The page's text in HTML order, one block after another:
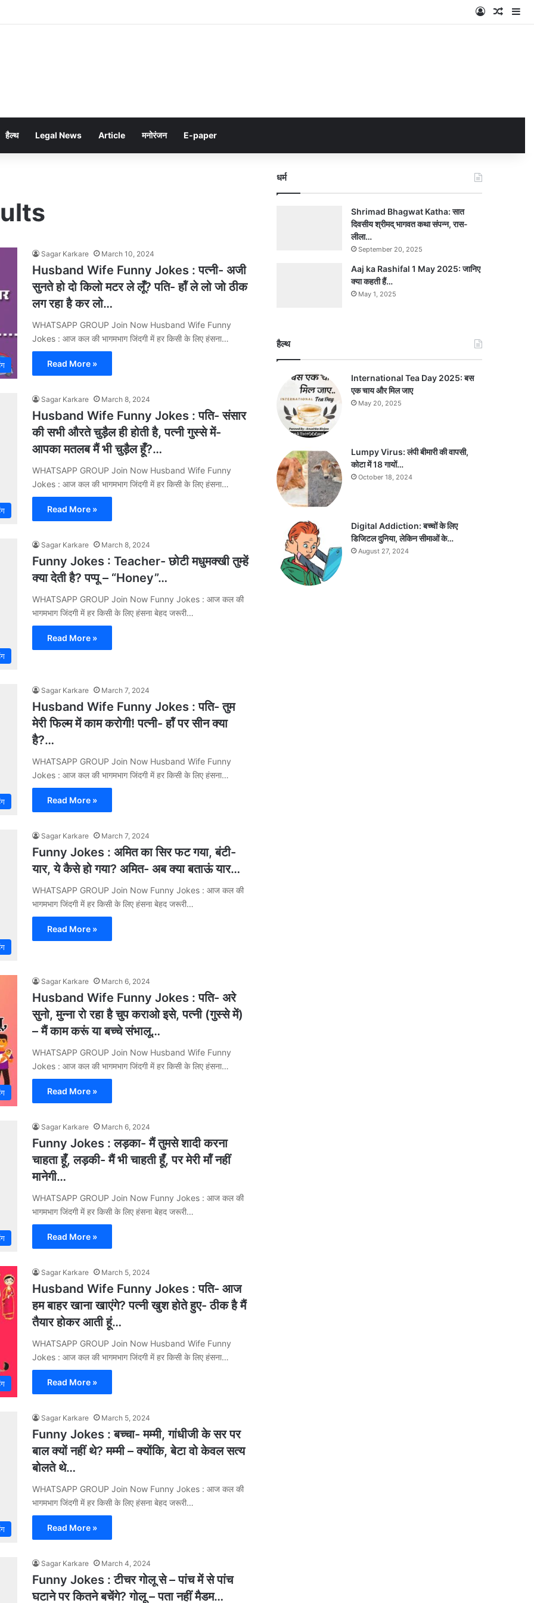
Log In
हैल्थ Legal News Article मनोरंजन E-paper
Sagar Karkare March 10, 2024
Husband Wife Funny Jokes : पत्‍नी- अजी
सुनते हो दो किलो मटर ले लूँ? पति- हॉं ले लो जो ठीक
लग रहा है कर लो…
WHATSAPP GROUP Join Now Husband Wife Funny
Jokes : आज कल की भागमभाग जिंदगी में हर किसी के लिए हंसना…
Read More »
Sagar Karkare March 8, 2024
Husband Wife Funny Jokes : पति- संसार
की सभी औरते चुड़ैल ही होती है, पत्‍नी गुस्‍से में-
आपका मतलब मैं भी चुड़ैल हूँ?…
WHATSAPP GROUP Join Now Husband Wife Funny
Jokes : आज कल की भागमभाग जिंदगी में हर किसी के लिए हंसना…
Read More »
Sagar Karkare March 8, 2024
Funny Jokes : Teacher- छोटी मधुमक्खी तुम्हें
क्या देती है? पप्पू – “Honey”…
WHATSAPP GROUP Join Now Funny Jokes : आज कल की
भागमभाग जिंदगी में हर किसी के लिए हंसना बेहद जरूरी…
Read More »
Sagar Karkare March 7, 2024
Husband Wife Funny Jokes : पति- तुम
मेरी फिल्‍म में काम करोगी! पत्‍नी- हॉं पर सीन क्‍या
है?…
WHATSAPP GROUP Join Now Husband Wife Funny
Jokes : आज कल की भागमभाग जिंदगी में हर किसी के लिए हंसना…
Read More »
Sagar Karkare March 7, 2024
Funny Jokes : अमित का सिर फट गया, बंटी-
यार, ये कैसे हो गया? अमित- अब क्या बताऊं यार…
WHATSAPP GROUP Join Now Funny Jokes : आज कल की
भागमभाग जिंदगी में हर किसी के लिए हंसना बेहद जरूरी…
Read More »
Sagar Karkare March 6, 2024
Husband Wife Funny Jokes : पति- अरे
सुनो, मुन्‍ना रो रहा है चुप कराओ इसे, पत्‍नी (गुस्‍से में)
– मैं काम करूं या बच्‍चे संभालू…
WHATSAPP GROUP Join Now Husband Wife Funny
Jokes : आज कल की भागमभाग जिंदगी में हर किसी के लिए हंसना…
Read More »
Sagar Karkare March 6, 2024
Funny Jokes : लड़का- मैं तुमसे शादी करना
चाहता हूँ, लड़की- मैं भी चाहती हूँ, पर मेरी मॉं नहीं
मानेगी…
WHATSAPP GROUP Join Now Funny Jokes : आज कल की
भागमभाग जिंदगी में हर किसी के लिए हंसना बेहद जरूरी…
Read More »
Sagar Karkare March 5, 2024
Husband Wife Funny Jokes : पति- आज
हम बाहर खाना खाएंगे? पत्नी खुश होते हुए- ठीक है मैं
तैयार होकर आती हूं…
WHATSAPP GROUP Join Now Husband Wife Funny
Jokes : आज कल की भागमभाग जिंदगी में हर किसी के लिए हंसना…
Read More »
Sagar Karkare March 5, 2024
Funny Jokes : बच्‍चा- मम्‍मी, गांधीजी के सर पर
बाल क्‍यों नहीं थे? मम्‍मी – क्‍योंकि, बेटा वो केवल सत्‍य
बोलते थे…
WHATSAPP GROUP Join Now Funny Jokes : आज कल की
भागमभाग जिंदगी में हर किसी के लिए हंसना बेहद जरूरी…
Read More »
Sagar Karkare March 4, 2024
Funny Jokes : टीचर गोलू से – पांच में से पांच
घटाने पर कितने बचेंगे? गोलू – पता नहीं मैडम…
धर्म
Shrimad Bhagwat Katha: सात
दिवसीय श्रीमद् भागवत कथा संपन्न, रास-
लीला…
September 20, 2025
Aaj ka Rashifal 1 May 2025: जानिए
क्या कहती हैं…
May 1, 2025
हैल्थ
International Tea Day 2025: बस
एक चाय और मिल जाए
May 20, 2025
Lumpy Virus: लंपी बीमारी की वापसी,
कोटा में 18 गायों…
October 18, 2024
Digital Addiction: बच्चों के लिए
डिजिटल दुनिया, लेकिन सीमाओं के…
August 27, 2024